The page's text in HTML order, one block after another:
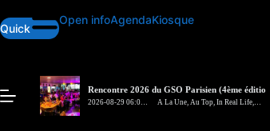
au
contenu
Quick
Open infoAgendaKiosque
Rencontre 2026 du GSO Parisien (4ème édition)
– In Real Life
2026-08-29 06:00
A La Une,Au Top,In Real Life,